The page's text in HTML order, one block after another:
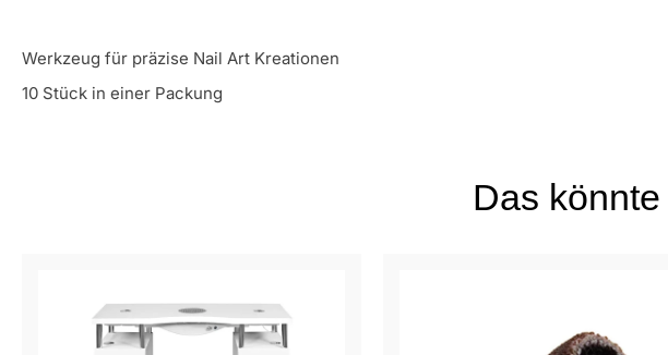
Werkzeug für präzise Nail Art Kreationen
10 Stück in einer Packung
Das